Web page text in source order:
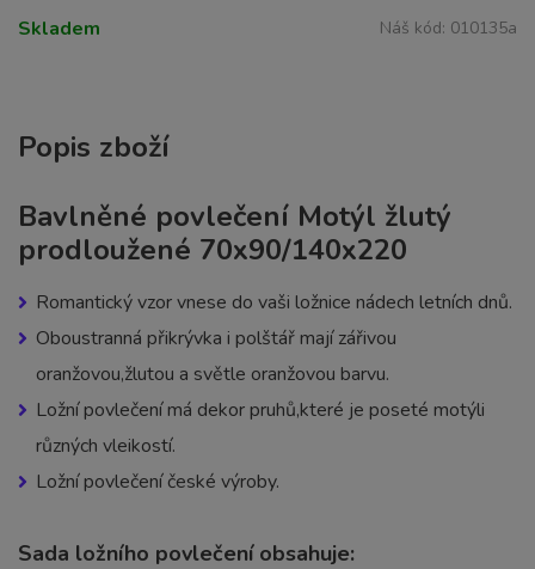
Skladem Náš kód: 010135a
Popis zboží
Bavlněné povlečení Motýl žlutý
prodloužené 70x90/140x220
Romantický vzor vnese do vaši ložnice nádech letních dnů.
Oboustranná přikrývka i polštář mají zářivou
oranžovou,žlutou a světle oranžovou barvu.
Ložní povlečení má dekor pruhů,které je poseté motýli
různých vleikostí.
Ložní povlečení české výroby.
Sada ložního povlečení obsahuje: